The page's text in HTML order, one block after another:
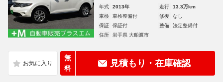
年式 2013年 走行
13.3万km
車検
車検整備付 修復
なし
保証
保証付 整備
法定整備付
住所
岩手県 大船渡市
無
料
見積もり・在庫確認